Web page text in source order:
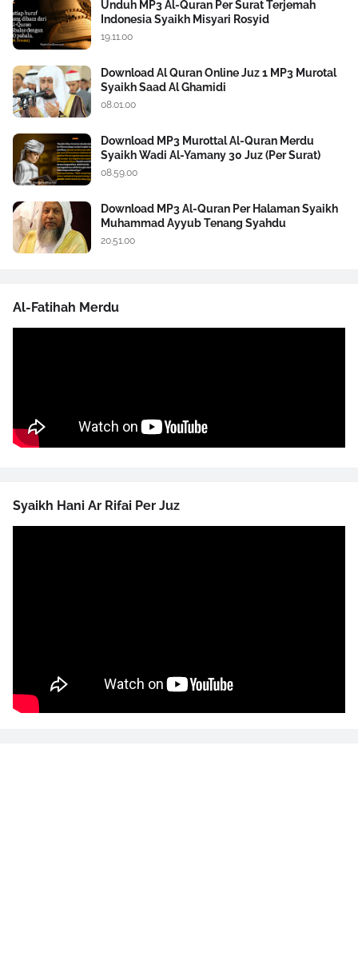
Unduh MP3 Al-Quran Per Surat Terjemah
Indonesia Syaikh Misyari Rosyid
19.11.00
Download Al Quran Online Juz 1 MP3 Murotal
Syaikh Saad Al Ghamidi
08.01.00
Download MP3 Murottal Al-Quran Merdu
Syaikh Wadi Al-Yamany 30 Juz (Per Surat)
08.59.00
Download MP3 Al-Quran Per Halaman Syaikh
Muhammad Ayyub Tenang Syahdu
20.51.00
Al-Fatihah Merdu
Syaikh Hani Ar Rifai Per Juz